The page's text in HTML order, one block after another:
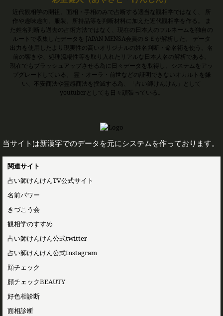
近代観相学の開祖。面相・手相のみで占断する適当な観相学ではなく、 所
作や趣味趣向、服装、所持品等を判断材料に加えた近代観相学を作る。 ま
た姓名判断も過去の占術方法ではなく、現在の日本人のフルネームを独自の
ルートで収集したデータを JAPAN MENSA会員のＳＥが解析した、 データ
出力を使用したより現実性の高いオリジナルの姓名判断・命名術を使う。名
前の響きや、処理流暢性等を取り入れたリアルな日本人名の解析である。
現在でもブラッシュアップさせる為に日々データを取得し、システムをアッ
プグレードしている。 霊・オーラ・前世などの証明できないオカルトを嫌
い、不安商法や霊感商法を撲滅する為、「占い師けんけん」として
youtuberとしても日々頑張っている。
当サイトは新漢字でのデータを元にシステムを作っております。
関連サイト
占い師けんけんTV公式サイト
名前パワー
きづこう会
観相学のすすめ
占い師けんけん公式twitter
占い師けんけん公式Instagram
顔チェック
顔チェックBEAUTY
好色相診断
面相診断